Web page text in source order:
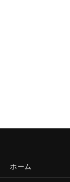
ホーム